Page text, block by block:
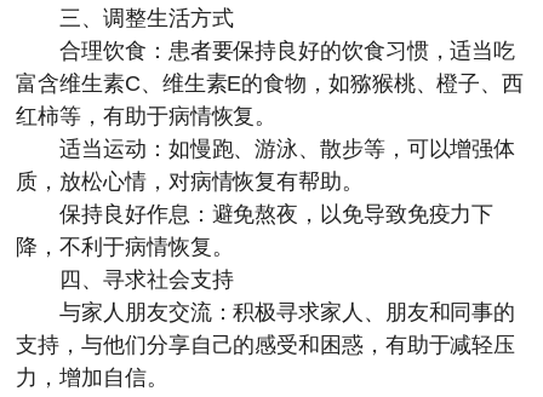
三、调整生活方式
合理饮食：患者要保持良好的饮食习惯，适当吃
富含维生素C、维生素E的食物，如猕猴桃、橙子、西
红柿等，有助于病情恢复。
适当运动：如慢跑、游泳、散步等，可以增强体
质，放松心情，对病情恢复有帮助。
保持良好作息：避免熬夜，以免导致免疫力下
降，不利于病情恢复。
四、寻求社会支持
与家人朋友交流：积极寻求家人、朋友和同事的
支持，与他们分享自己的感受和困惑，有助于减轻压
力，增加自信。